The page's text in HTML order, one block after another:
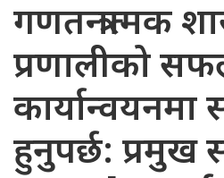
गणतन्त्रात्मक
प्रणालीको
कार्यान्वयनमा
हुनुपर्छ: